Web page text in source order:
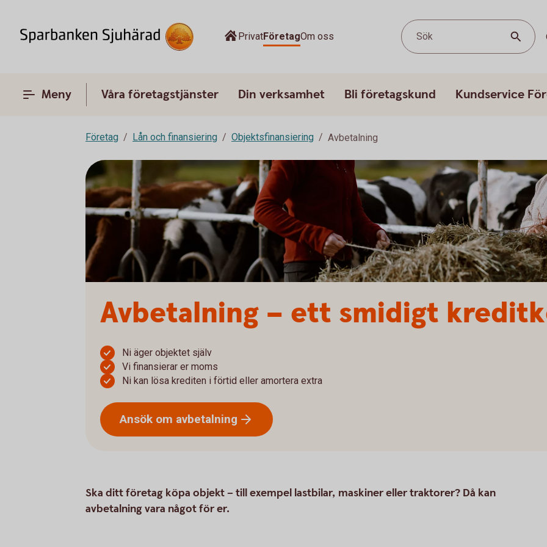
PrivatFöretagOm oss Sök
Meny Våra företagstjänster Din verksamhet Bli företagskund Kundservice
Företag Lån och finansiering Objektsfinansiering Avbetalning
Avbetalning – ett smidigt
Ni äger objektet själv
Vi finansierar er moms
Ni kan lösa krediten i förtid eller amortera extra
Ansök om avbetalning
Ska ditt företag köpa objekt – till exempel lastbilar, maskiner eller traktorer? Då kan
avbetalning vara något för er.